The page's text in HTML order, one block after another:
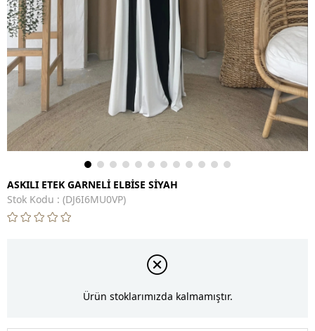
ASKILI ETEK GARNELİ ELBİSE SİYAH
Stok Kodu
(DJ6I6MU0VP)
Ürün stoklarımızda kalmamıştır.